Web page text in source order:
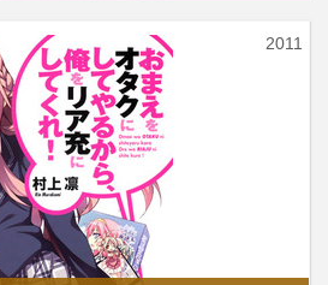
2011